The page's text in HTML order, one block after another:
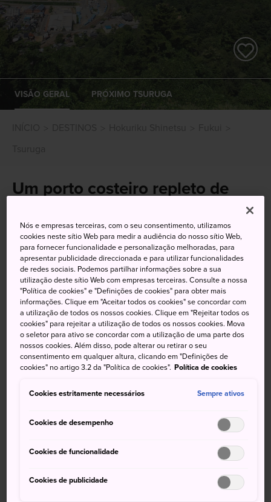
VISÃO GERAL PRÓXIMO TSURUGA
Um porto costeiro repleto de
Tsuruga é uma cidade portuária na costa da Baía de
Tsuruga ao sul da província deFukui
com uma história
próspera como centro de transporte estratégico. Além de
sua costa, florestas e pântanos, Tsuruga tem templos
antigos. Também tem locais históricos bem preservados
que fornecem um vislumbre de tempos passados. E, claro,
ela é famosa pelos frutos do mar.
região
O Armazém de tijolos vermelhos de Tsuruga
A extensão do litoral de 16.000 pinheiros de
Nós e empresas terceiras, com o seu consentimento, utilizamos
cookies neste sítio Web para medir a audiência do nosso sítio Web,
para fornecer funcionalidade e personalização melhoradas, para
apresentar publicidade direccionada e para utilizar funcionalidades
de redes sociais. Podemos partilhar informações sobre a sua
utilização deste sítio Web com empresas terceiras. Consulte a nossa
"Política de cookies" e "Definições de cookies" para obter mais
informações. Clique em "Aceitar todos os cookies" se concordar com
a utilização de todos os nossos cookies. Clique em "Rejeitar todos os
cookies" para rejeitar a utilização de todos os nossos cookies. Mova
o seletor para ativo se concordar com a utilização de uma parte dos
nossos cookies. Além disso, pode alterar ou retirar o seu
consentimento em qualquer altura, clicando em "Definições de
cookies" no artigo 3.2 da "Política de cookies". Política de cookies
Cookies estritamente necessários Sempre ativos
Cookies de desempenho
Cookies de funcionalidade
Cookies de publicidade